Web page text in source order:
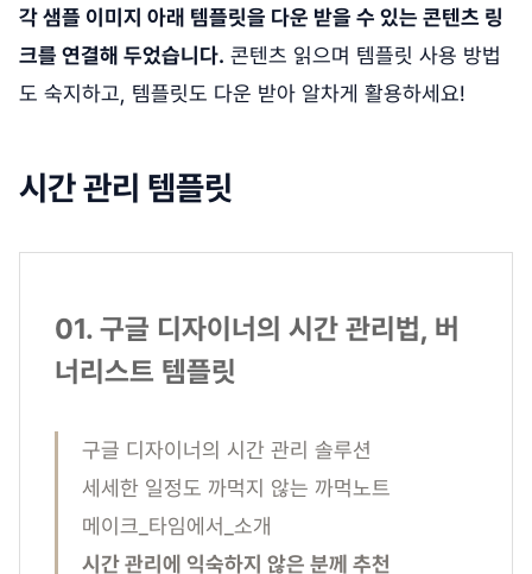
각 샘플 이미지 아래 템플릿을 다운 받을 수 있는 콘텐츠 링
크를 연결해 두었습니다. 콘텐츠 읽으며 템플릿 사용 방법
도 숙지하고, 템플릿도 다운 받아 알차게 활용하세요!
시간 관리 템플릿
01. 구글 디자이너의 시간 관리법, 버
너리스트 템플릿
구글 디자이너의 시간 관리 솔루션
세세한 일정도 까먹지 않는 까먹노트
메이크_타임에서_소개
시간 관리에 익숙하지 않은 분께 추천